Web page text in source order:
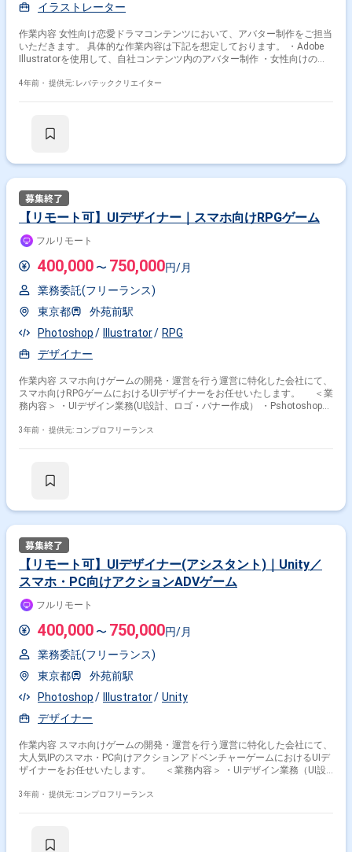
イラストレーター
作業内容 女性向け恋愛ドラマコンテンツにおいて、アバター制作をご担当
いただきます。 具体的な作業内容は下記を想定しております。 ・Adobe
Illustratorを使用して、自社コンテンツ内のアバター制作 ・女性向けのド
4年前・ 提供元: レバテッククリエイター
【リモート可】UIデザイナー｜スマホ向けRPGゲーム
フルリモート
400,000 〜 750,000円/月
業務委託(フリーランス)
東京都
外苑前駅
Photoshop
Illustrator
RPG
デザイナー
作業内容 スマホ向けゲームの開発・運営を行う運営に特化した会社にて、
スマホ向けRPGゲームにおけるUIデザイナーをお任せいたします。 ＜業
務内容＞ ・UIデザイン業務(UI設計、ロゴ・バナー作成） ・Pshotoshopや
ケジュール管理 ・その他UIデザインの関連業務 ＜環境＞
業界特化型のため、大手ゲーム会社の案件や、様々な職種（エンジニア、
3年前・ 提供元: コンプロフリーランス
【リモート可】UIデザイナー(アシスタント)｜Unity／
スマホ・PC向けアクションADVゲーム
フルリモート
400,000 〜 750,000円/月
業務委託(フリーランス)
東京都
外苑前駅
Photoshop
Illustrator
Unity
デザイナー
作業内容 スマホ向けゲームの開発・運営を行う運営に特化した会社にて、
大人気IPのスマホ・PC向けアクションアドベンチャーゲームにおけるUIデ
ザイナーをお任せいたします。 ＜業務内容＞ ・UIデザイン業務（UI設
成、アイコン画像等の素材作成・実装作業 ・タイトルの世界観にあうUIデ
ける環境です。 ＜ゲーム系フリーランサーを手厚くサポートします＞
3年前・ 提供元: コンプロフリーランス